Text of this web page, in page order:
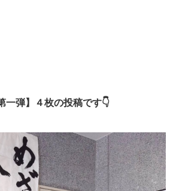
一弾】４枚の投稿です👇